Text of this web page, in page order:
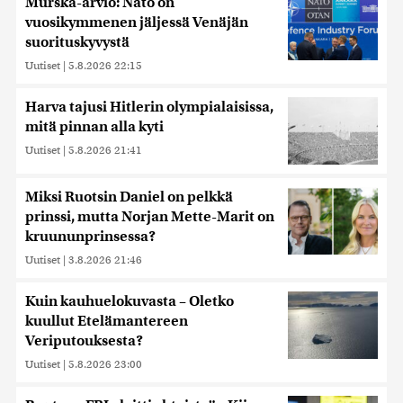
vuosikymmenen jäljessä Venäjän
suorituskyvystä
Uutiset | 5.8.2026 22:15
Harva tajusi Hitlerin olympialaisissa,
mitä pinnan alla kyti
Uutiset | 5.8.2026 21:41
Miksi Ruotsin Daniel on pelkkä
prinssi, mutta Norjan Mette-Marit on
kruununprinsessa?
Uutiset | 3.8.2026 21:46
Kuin kauhuelokuvasta – Oletko
kuullut Etelämantereen
Veriputouksesta?
Uutiset | 5.8.2026 23:00